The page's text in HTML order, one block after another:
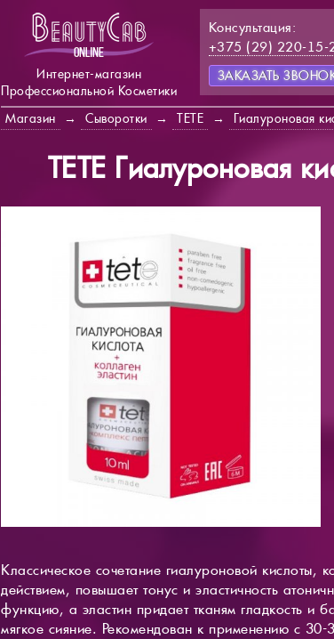
Интернет-магазин
Профессиональной Косметики
Консультация:
+375 (29) 220-15-
ЗАКАЗАТЬ
Магазин → Сыворотки → TETE → Гиалуроновая
TETE Гиалуроновая
Классическое сочетание гиалуроновой
действием, повышает тонус и эластичность
функцию, а эластин придает тканям гладкость и
мягкое сияние. Рекомендован к применению с 30-